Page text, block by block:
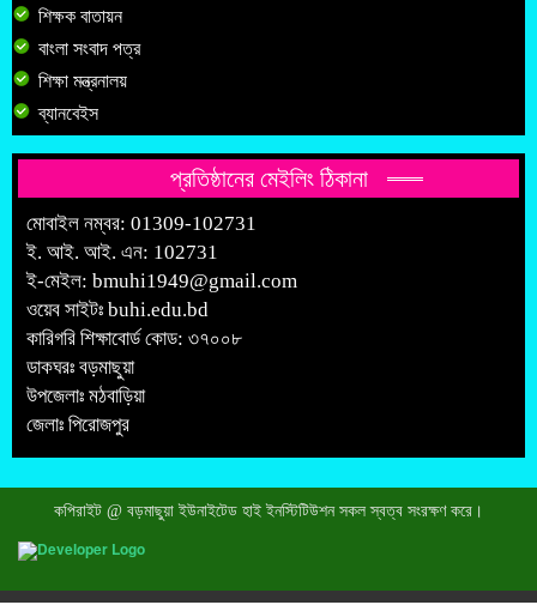
শিক্ষক বাতায়ন
বাংলা সংবাদ পত্র
শিক্ষা মন্ত্রনালয়
ব্যানবেইস
প্রতিষ্ঠানের মেইলিং ঠিকানা
মোবাইল নম্বর: 01309-102731
ই. আই. আই. এন: 102731
ই-মেইল: bmuhi1949@gmail.com
ওয়েব সাইটঃ buhi.edu.bd
কারিগরি শিক্ষাবোর্ড কোড: ৩৭০০৮
ডাকঘরঃ বড়মাছুয়া
উপজেলাঃ মঠবাড়িয়া
জেলাঃ পিরোজপুর
কপিরাইট @ বড়মাছুয়া ইউনাইটেড হাই ইনস্টিটিউশন সকল স্বত্ব সংরক্ষণ করে।